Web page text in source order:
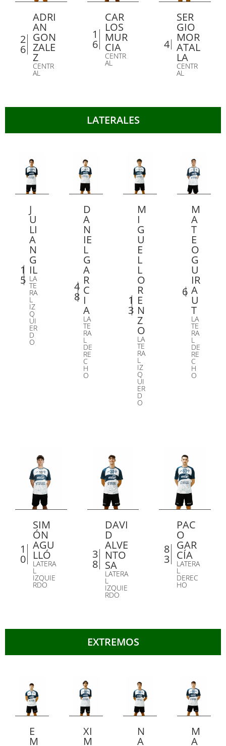
2
6
ADRI
AN
GON
ZALE
Z
CENTR
AL
1
6
CAR
LOS
MUR
CIA
CENTR
AL
4
SER
GIO
MOR
ATAL
LA
CENTR
AL
LATERALES
1
5
J
U
LI
A
N
G
IL
LA
TE
RA
L
IZ
Q
UI
ER
D
O
4
8
D
A
N
IE
L
G
A
R
C
I
A
LA
TE
RA
L
DE
RE
C
H
O
1
3
M
I
G
U
E
L
L
O
R
E
N
Z
O
LA
TE
RA
L
IZ
Q
UI
ER
D
O
6
M
A
T
E
O
G
U
IR
A
U
T
LA
TE
RA
L
DE
RE
C
H
O
1
0
SIM
ÓN
AGU
LLÓ
LATERA
L
IZQUIE
RDO
3
8
DAVI
D
ALVE
NTO
SA
LATERA
L
IZQUIE
RDO
8
3
PAC
O
GAR
CÍA
LATERA
L
DEREC
HO
EXTREMOS
E
M
XI
M
N
A
M
A